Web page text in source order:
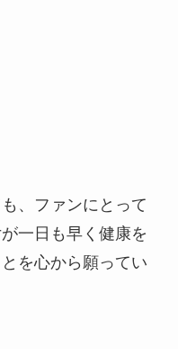
、ファンにとって
一日も早く健康を
を心から願ってい